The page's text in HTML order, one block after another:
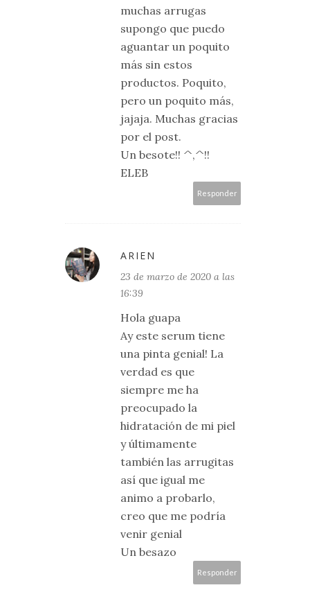
muchas arrugas
supongo que puedo
aguantar un poquito
más sin estos
productos. Poquito,
pero un poquito más,
jajaja. Muchas gracias
por el post.
Un besote!! ^,^!!
ELEB
Responder
ARIEN
23 de marzo de 2020 a las
16:39
Hola guapa
Ay este serum tiene
una pinta genial! La
verdad es que
siempre me ha
preocupado la
hidratación de mi piel
y últimamente
también las arrugitas
así que igual me
animo a probarlo,
creo que me podría
venir genial
Un besazo
Responder